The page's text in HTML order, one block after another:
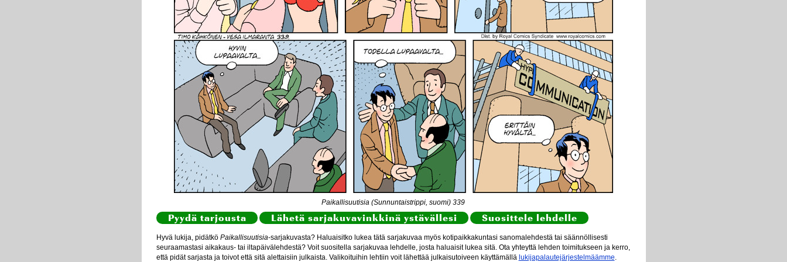
Paikallisuutisia (Sunnuntaistrippi, suomi) 339
Pyydä tarjousta Lähetä sarjakuvavinkkinä ystävällesi Suosittele lehdelle
Hyvä lukija, pidätkö Paikallisuutisia-sarjakuvasta? Haluaisitko lukea tätä sarjakuvaa myös kotipaikkakuntasi sanomalehdestä tai säännöllisesti
seuraamastasi aikakaus- tai iltapäivälehdestä? Voit suositella sarjakuvaa lehdelle, josta haluaisit lukea sitä. Ota yhteyttä lehden toimitukseen ja kerro,
että pidät sarjasta ja toivot että sitä alettaisiin julkaista. Valikoituihin lehtiin voit lähettää julkaisutoiveen käyttämällä lukijapalautejärjestelmäämme.